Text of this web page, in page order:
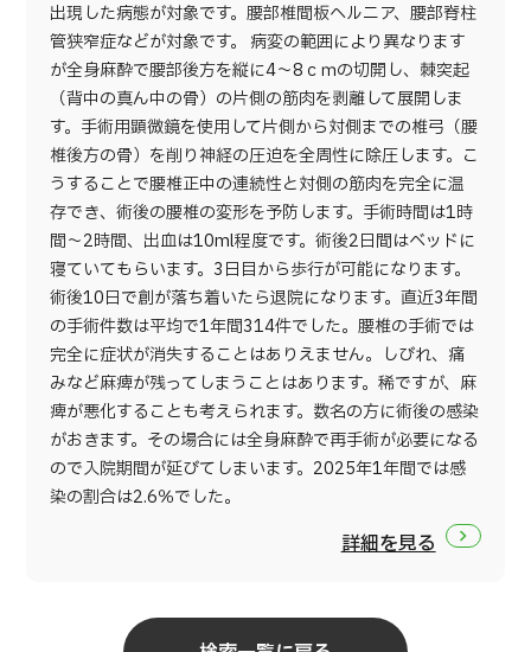
出現した病態が対象です。腰部椎間板ヘルニア、腰部脊柱
管狭窄症などが対象です。 病変の範囲により異なります
が全身麻酔で腰部後方を縦に4～8ｃｍの切開し、棘突起
（背中の真ん中の骨）の片側の筋肉を剥離して展開しま
す。手術用顕微鏡を使用して片側から対側までの椎弓（腰
椎後方の骨）を削り神経の圧迫を全周性に除圧します。こ
うすることで腰椎正中の連続性と対側の筋肉を完全に温
存でき、術後の腰椎の変形を予防します。手術時間は1時
間～2時間、出血は10ml程度です。術後2日間はベッドに
寝ていてもらいます。3日目から歩行が可能になります。
術後10日で創が落ち着いたら退院になります。直近3年間
の手術件数は平均で1年間314件でした。腰椎の手術では
完全に症状が消失することはありえません。しびれ、痛
みなど麻痺が残ってしまうことはあります。稀ですが、麻
痺が悪化することも考えられます。数名の方に術後の感染
がおきます。その場合には全身麻酔で再手術が必要になる
ので入院期間が延びてしまいます。2025年1年間では感
染の割合は2.6％でした。
詳細を見る